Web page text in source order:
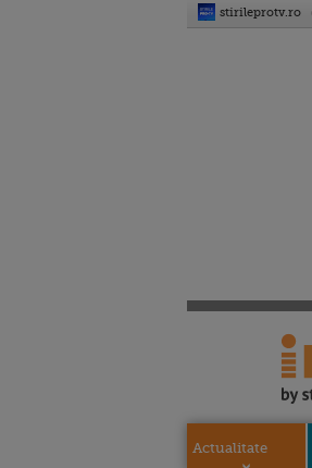
stirileprotv.ro
Actualitate